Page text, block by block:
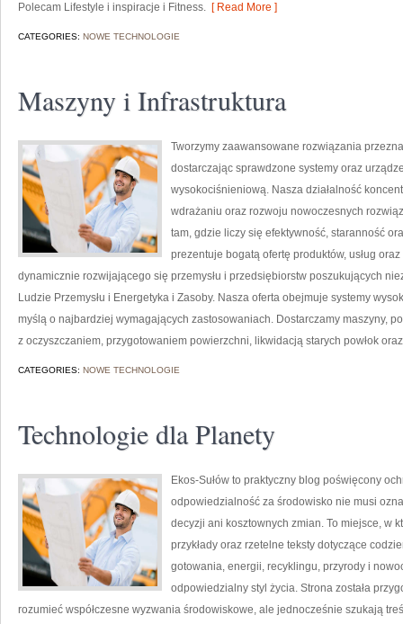
Polecam Lifestyle i inspiracje i Fitness. [ Read More ]
CATEGORIES: NOWE TECHNOLOGIE
Maszyny i Infrastruktura
Tworzymy zaawansowane rozwiązania
dostarczając sprawdzone systemy oraz
wysokociśnieniową. Nasza działalność
wdrażaniu oraz rozwoju nowoczesnych
tam, gdzie liczy się efektywność, staranność
prezentuje bogatą ofertę produktów, usług
dynamicznie rozwijającego się przemysłu i przedsiębiorstw poszukujących
Ludzie Przemysłu i Energetyka i Zasoby. Nasza oferta obejmuje systemy
myślą o najbardziej wymagających zastosowaniach. Dostarczamy maszyny,
z oczyszczaniem, przygotowaniem powierzchni, likwidacją starych powłok
CATEGORIES: NOWE TECHNOLOGIE
Technologie dla Planety
Ekos-Sułów to praktyczny blog poświęcony
odpowiedzialność za środowisko nie musi
decyzji ani kosztownych zmian. To miejsce, w
przykłady oraz rzetelne teksty dotyczące
gotowania, energii, recyklingu, przyrody i
odpowiedzialny styl życia. Strona została
rozumieć współczesne wyzwania środowiskowe, ale jednocześnie szukają